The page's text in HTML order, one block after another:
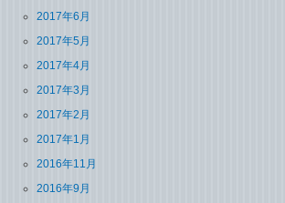
2017年6月
2017年5月
2017年4月
2017年3月
2017年2月
2017年1月
2016年11月
2016年9月